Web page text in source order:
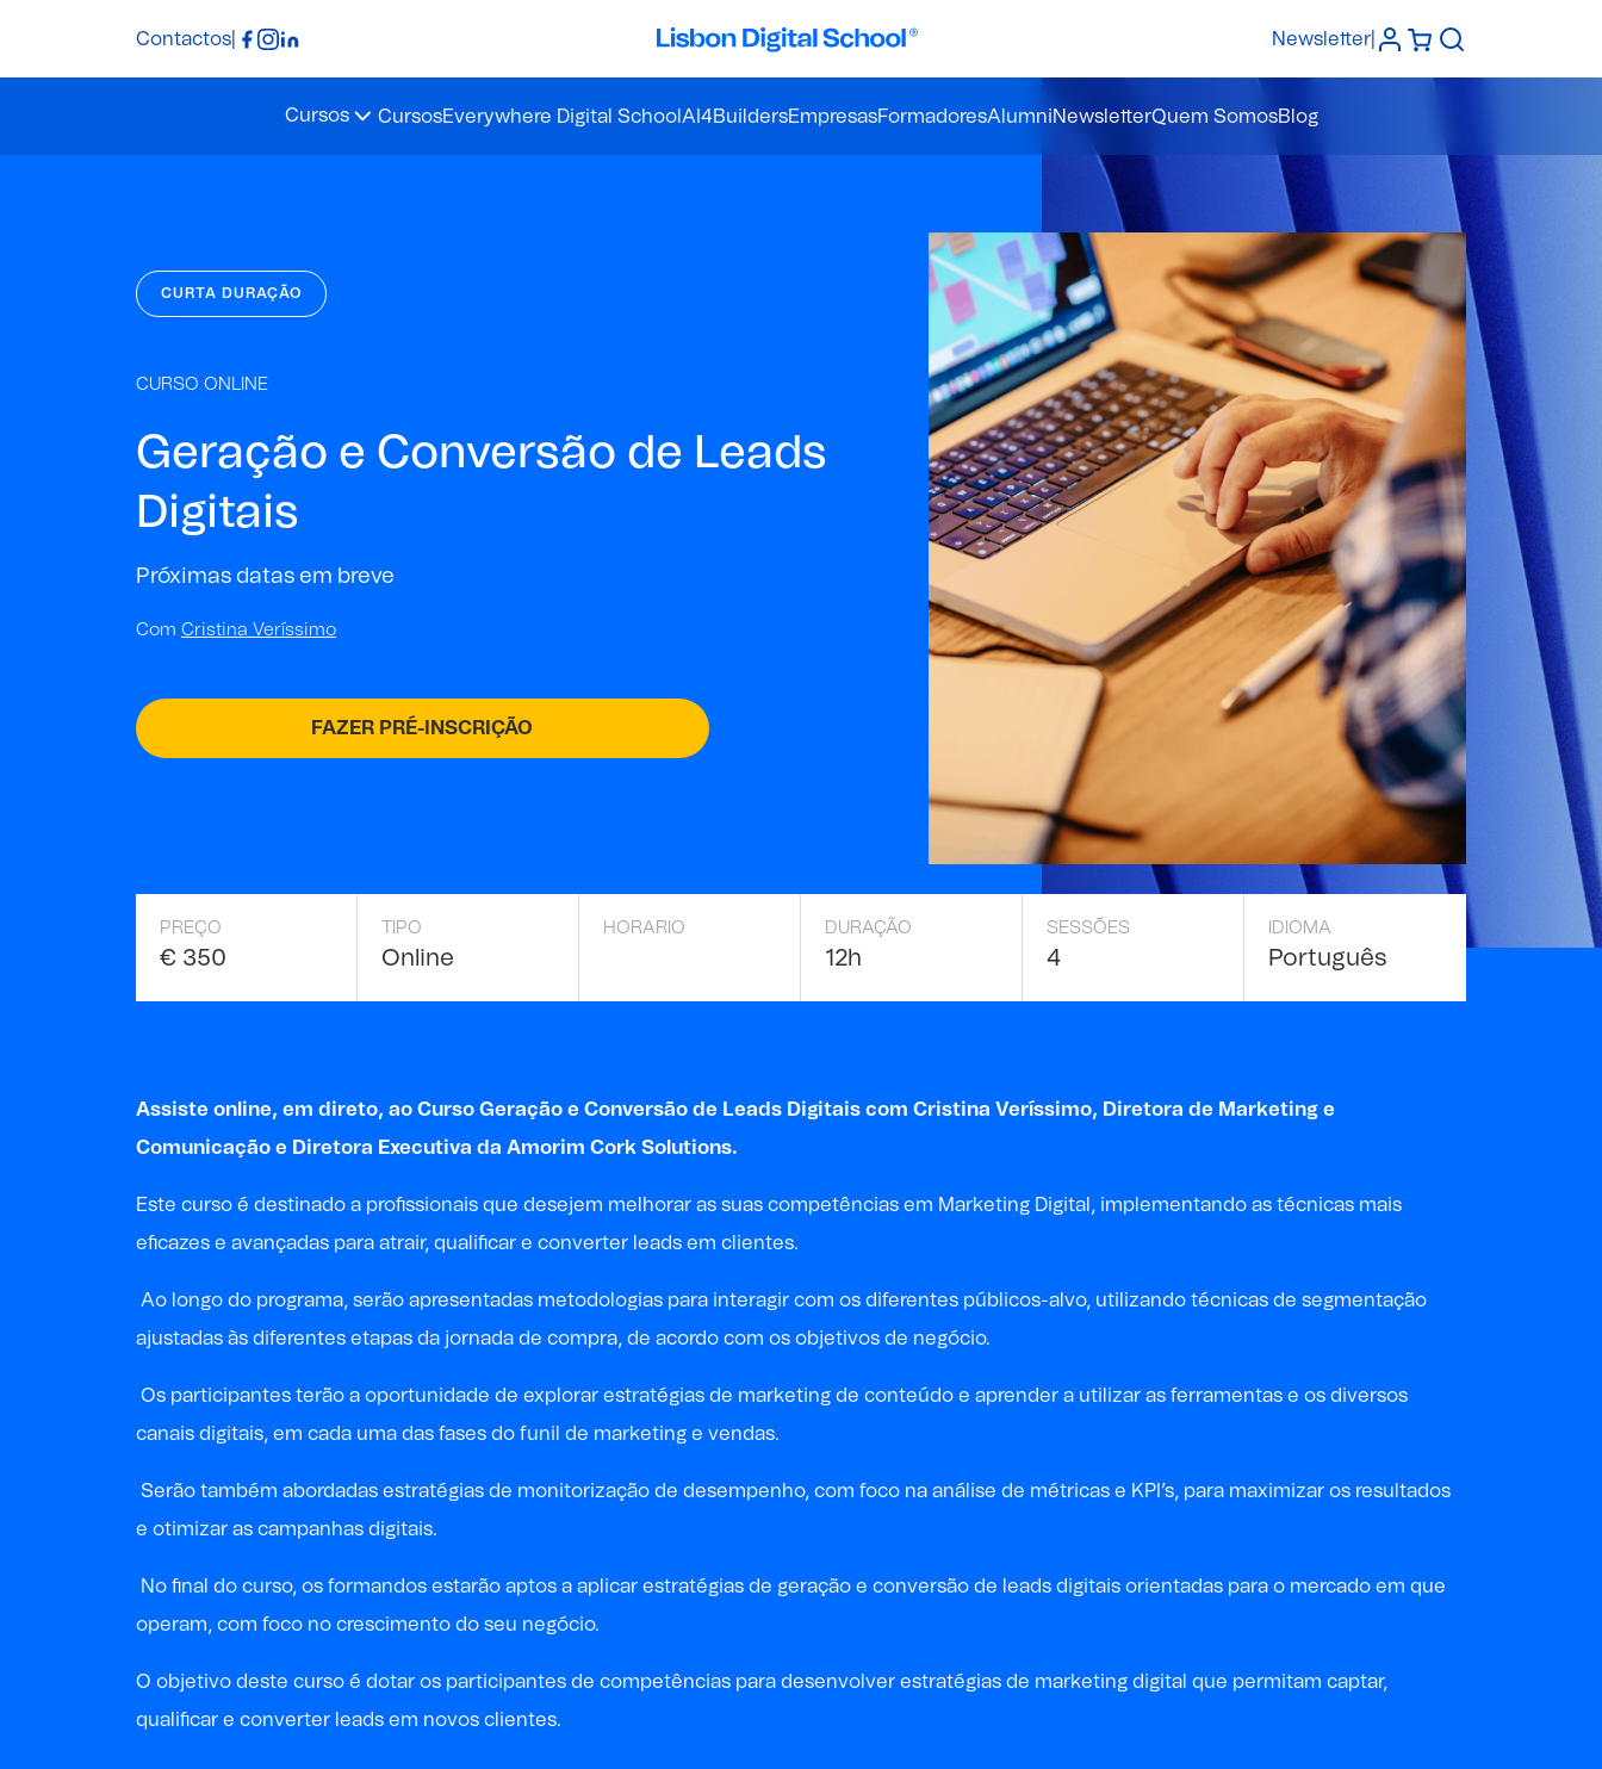
Contactos Newsletter
Cursos CursosEverywhere Digital School AI4BuildersEmpresasFormadoresAlumniNewsletterQuem SomosBlog
CURTA DURAÇÃO
CURSO ONLINE
Geração e Conversão de Leads
Digitais
Próximas datas em breve
Com Cristina Veríssimo
FAZER PRÉ-INSCRIÇÃO
PREÇO
€ 350
TIPO
Online
HORARIO DURAÇÃO
12h
SESSÕES
4
IDIOMA
Português
Assiste online, em direto, ao Curso Geração e Conversão de Leads Digitais com Cristina Veríssimo, Diretora de Marketing e
Comunicação e Diretora Executiva da Amorim Cork Solutions.
Este curso é destinado a profissionais que desejem melhorar as suas competências em Marketing Digital, implementando as técnicas mais
eficazes e avançadas para atrair, qualificar e converter leads em clientes.
Ao longo do programa, serão apresentadas metodologias para interagir com os diferentes públicos-alvo, utilizando técnicas de segmentação
ajustadas às diferentes etapas da jornada de compra, de acordo com os objetivos de negócio.
Os participantes terão a oportunidade de explorar estratégias de marketing de conteúdo e aprender a utilizar as ferramentas e os diversos
canais digitais, em cada uma das fases do funil de marketing e vendas.
Serão também abordadas estratégias de monitorização de desempenho, com foco na análise de métricas e KPI’s, para maximizar os resultados
e otimizar as campanhas digitais.
No final do curso, os formandos estarão aptos a aplicar estratégias de geração e conversão de leads digitais orientadas para o mercado em que
operam, com foco no crescimento do seu negócio.
O objetivo deste curso é dotar os participantes de competências para desenvolver estratégias de marketing digital que permitam captar,
qualificar e converter leads em novos clientes.